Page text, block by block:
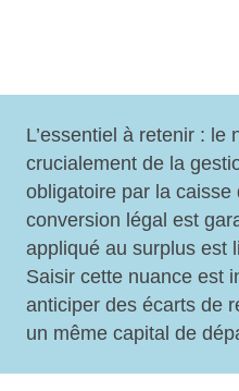
L’essentiel à retenir : le
crucialement de la
obligatoire par la
conversion légal est
appliqué au surplus est
Saisir cette nuance est
anticiper des écarts de
un même capital de